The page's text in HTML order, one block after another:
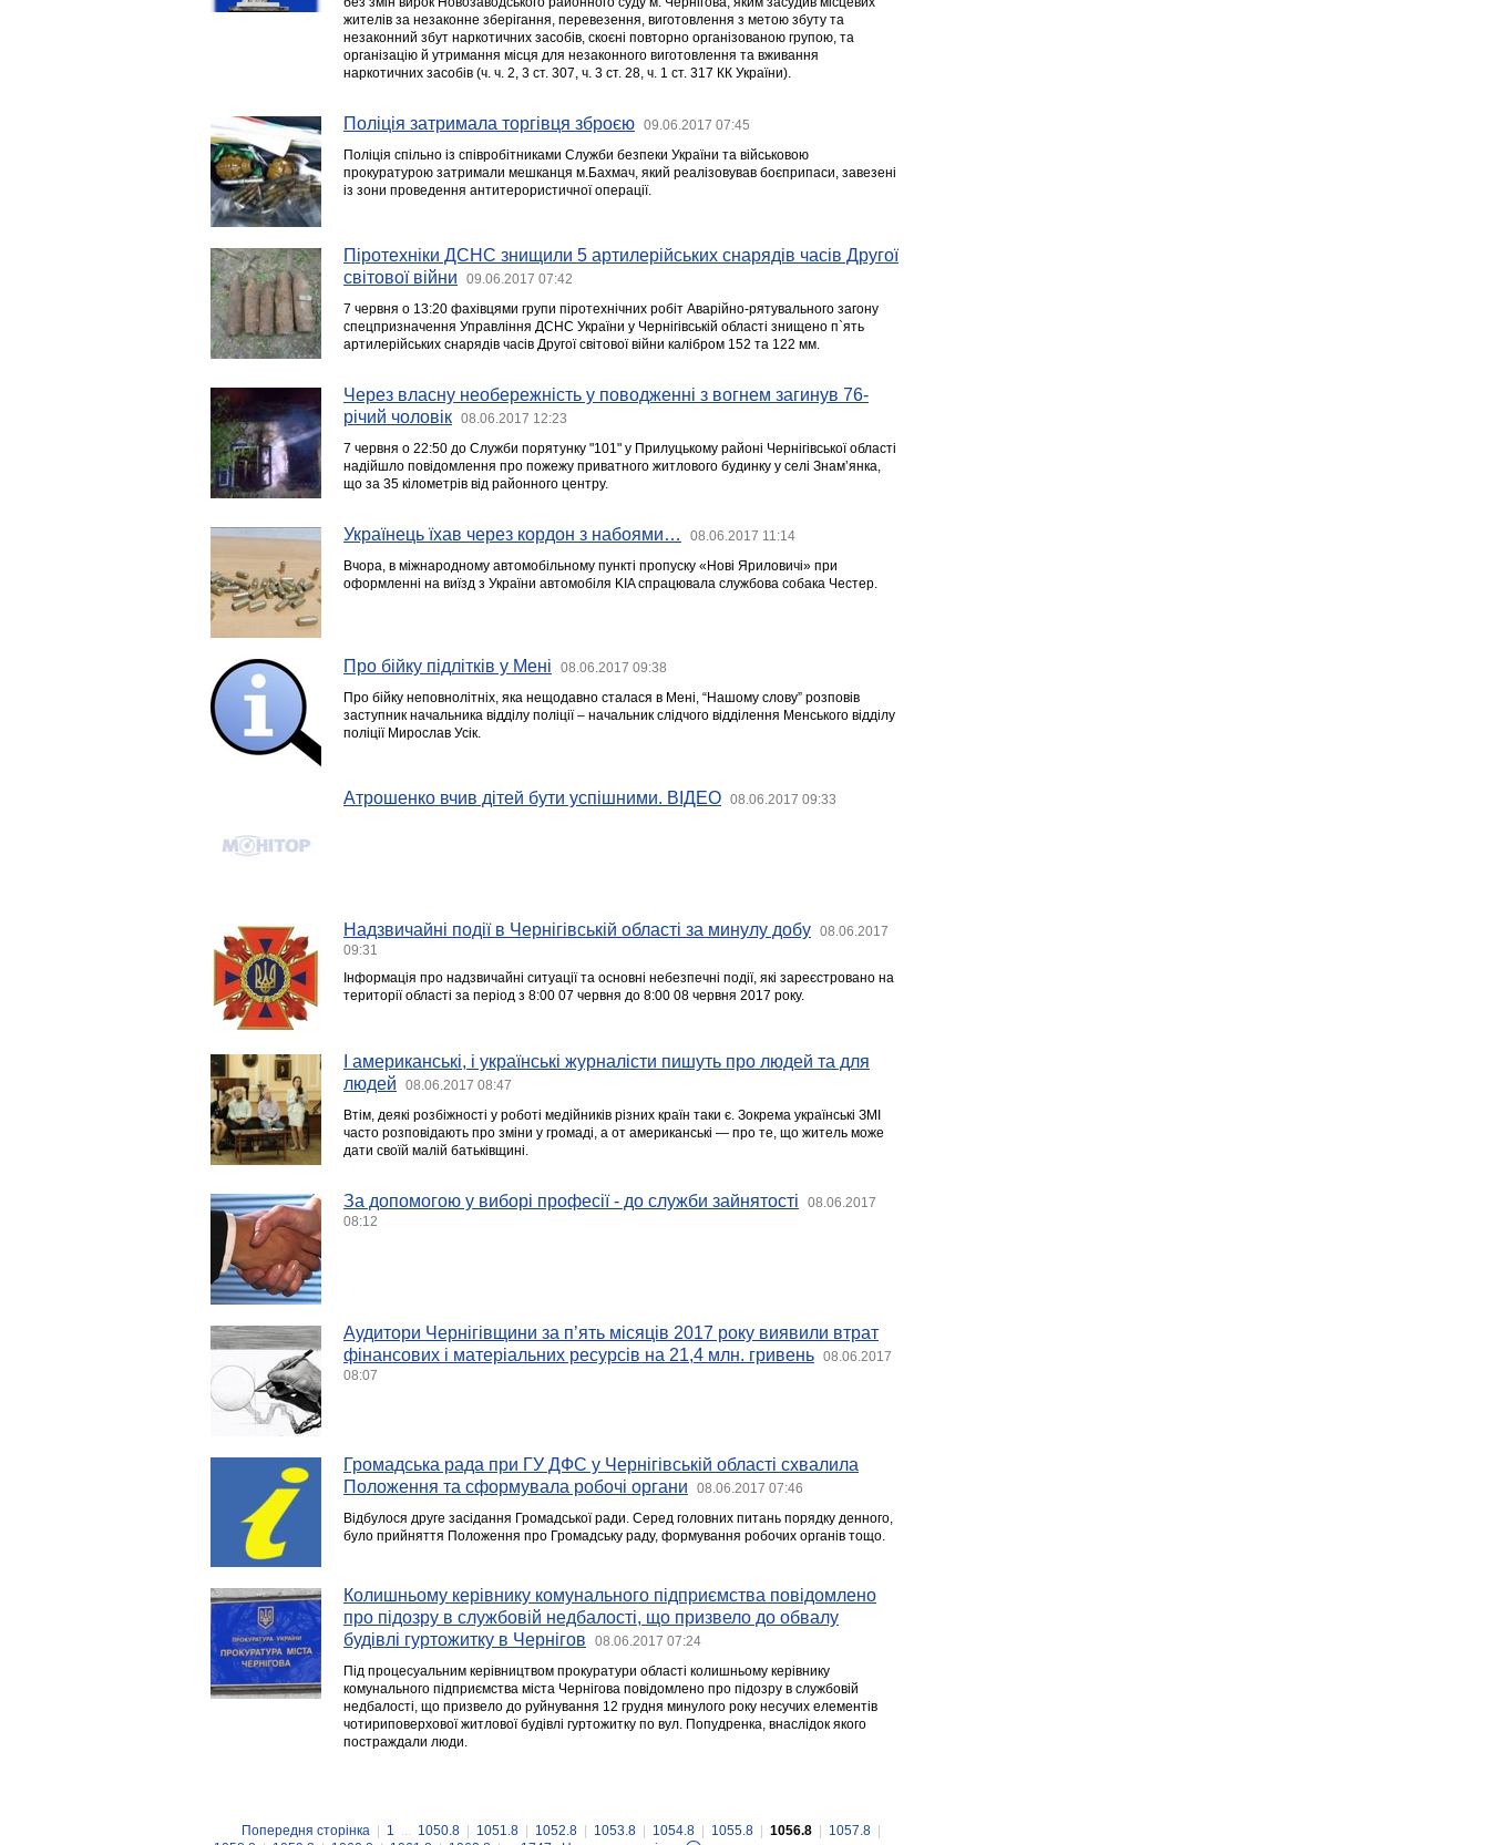
жителів за незаконне зберігання, перевезення, виготовлення з метою збуту та
незаконний збут наркотичних засобів, скоєні повторно організованою групою, та
організацію й утримання місця для незаконного виготовлення та вживання
наркотичних засобів (ч. ч. 2, 3 ст. 307, ч. 3 ст. 28, ч. 1 ст. 317 КК України).
Поліція затримала торгівця зброєю 09.06.2017 07:45
Поліція спільно із співробітниками Служби безпеки України та військовою
прокуратурою затримали мешканця м.Бахмач, який реалізовував боєприпаси, завезені
із зони проведення антитерористичної операції.
Піротехніки ДСНС знищили 5 артилерійських снарядів часів Другої
світової війни
09.06.2017 07:42
7 червня о 13:20 фахівцями групи піротехнічних робіт Аварійно-рятувального загону
спецпризначення Управління ДСНС України у Чернігівській області знищено п`ять
артилерійських снарядів часів Другої світової війни калібром 152 та 122 мм.
Через власну необережність у поводженні з вогнем загинув 76-
річий чоловік
08.06.2017 12:23
7 червня о 22:50 до Служби порятунку "101" у Прилуцькому районі Чернігівської області
надійшло повідомлення про пожежу приватного житлового будинку у селі Знам’янка,
що за 35 кілометрів від районного центру.
Українець їхав через кордон з набоями… 08.06.2017 11:14
Вчора, в міжнародному автомобільному пункті пропуску «Нові Яриловичі» при
оформленні на виїзд з України автомобіля KIA спрацювала службова собака Честер.
Про бійку підлітків у Мені 08.06.2017 09:38
Про бійку неповнолітніх, яка нещодавно сталася в Мені, “Нашому слову” розповів
заступник начальника відділу поліції – начальник слідчого відділення Менського відділу
поліції Мирослав Усік.
Атрошенко вчив дітей бути успішними. ВІДЕО 08.06.2017 09:33
Надзвичайні події в Чернігівській області за минулу добу
08.06.2017
09:31
Інформація про надзвичайні ситуації та основні небезпечні події, які зареєстровано на
території області за період з 8:00 07 червня до 8:00 08 червня 2017 року.
І американські, і українські журналісти пишуть про людей та для
людей
08.06.2017 08:47
Втім, деякі розбіжності у роботі медійників різних країн таки є. Зокрема українські ЗМІ
часто розповідають про зміни у громаді, а от американські — про те, що житель може
дати своїй малій батьківщині.
За допомогою у виборі професії - до служби зайнятості
08.06.2017
08:12
Аудитори Чернігівщини за п’ять місяців 2017 року виявили втрат
фінансових і матеріальних ресурсів на 21,4 млн. гривень
08.06.2017
08:07
Громадська рада при ГУ ДФС у Чернігівській області схвалила
Положення та сформувала робочі органи
08.06.2017 07:46
Відбулося друге засідання Громадської ради. Серед головних питань порядку денного,
було прийняття Положення про Громадську раду, формування робочих органів тощо.
Колишньому керівнику комунального підприємства повідомлено
про підозру в службовій недбалості, що призвело до обвалу
будівлі гуртожитку в Чернігов
08.06.2017 07:24
Під процесуальним керівництвом прокуратури області колишньому керівнику
комунального підприємства міста Чернігова повідомлено про підозру в службовій
недбалості, що призвело до руйнування 12 грудня минулого року несучих елементів
чотириповерхової житлової будівлі гуртожитку по вул. Попудренка, внаслідок якого
постраждали люди.
Попередня сторінка 1 ... 1050.8 1051.8 1052.8 1053.8 1054.8 1055.8 1056.8 1057.8